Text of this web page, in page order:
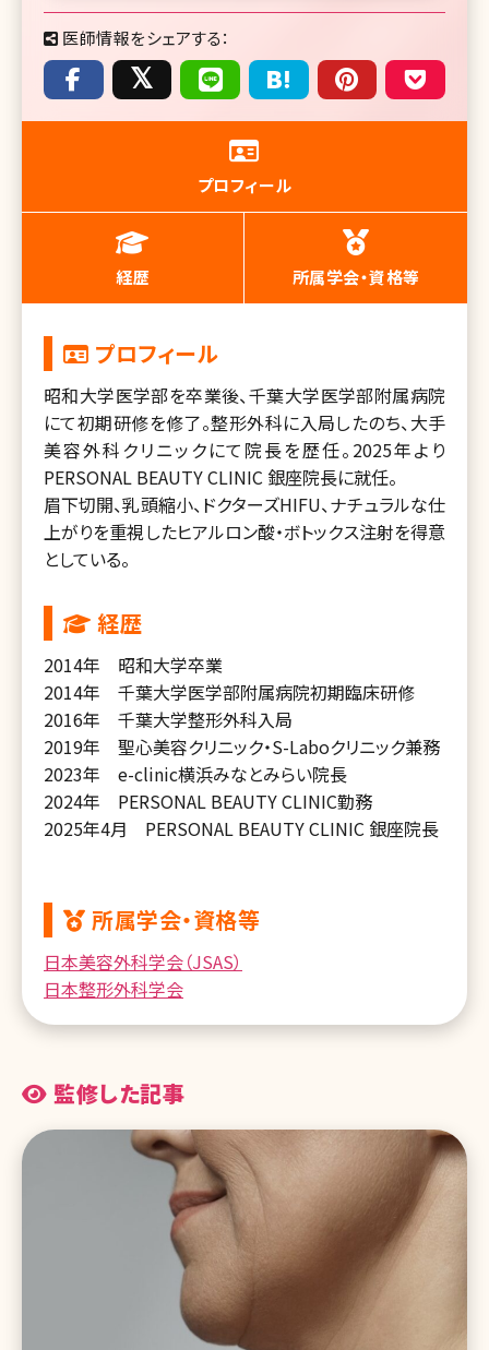
医師情報をシェアする：
プロフィール
経歴 所属学会・資格等
プロフィール
昭和大学医学部を卒業後、千葉大学医学部附属病院
にて初期研修を修了。整形外科に入局したのち、大手
美容外科クリニックにて院長を歴任。2025年より
PERSONAL BEAUTY CLINIC 銀座院長に就任。
眉下切開、乳頭縮小、ドクターズHIFU、ナチュラルな仕
上がりを重視したヒアルロン酸・ボトックス注射を得意
としている。
経歴
2014年 昭和大学卒業
2014年 千葉大学医学部附属病院初期臨床研修
2016年 千葉大学整形外科入局
2019年 聖心美容クリニック・S-Laboクリニック兼務
2023年 e-clinic横浜みなとみらい院長
2024年 PERSONAL BEAUTY CLINIC勤務
2025年4月 PERSONAL BEAUTY CLINIC 銀座院長
所属学会・資格等
日本美容外科学会（JSAS）
日本整形外科学会
監修した記事